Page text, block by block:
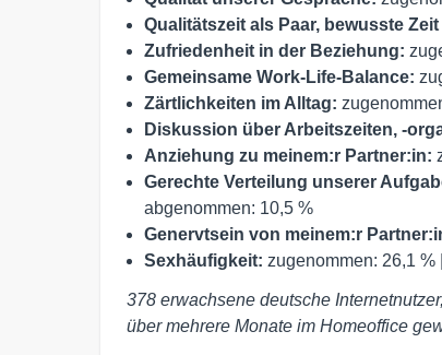
Qualitätszeit als Paar, bewusste Zeit
Zufriedenheit in der Beziehung:
Gemeinsame Work-Life-Balance:
Zärtlichkeiten im Alltag:
Diskussion über Arbeitszeiten, -
Anziehung zu meinem:r Partner:in:
Gerechte Verteilung unserer
abgenommen: 10,5 %
Genervtsein von meinem:r
Sexhäufigkeit: zugenommen: 26,1
378 erwachsene deutsche
über mehrere Monate im Homeoffice